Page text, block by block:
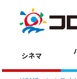
シネマ